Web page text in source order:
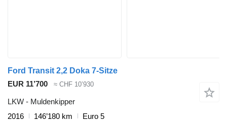
Ford Transit 2,2 Doka 7-Sitze
EUR 11’700
≈ CHF 10’930
LKW - Muldenkipper
2016
146’180 km
Euro 5